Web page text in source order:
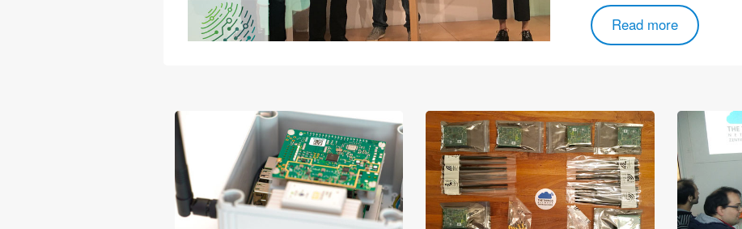
Read more